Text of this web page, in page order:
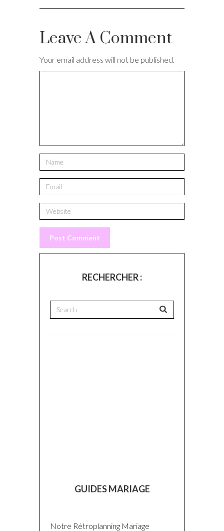
Leave A Comment
Your email address will not be published.
RECHERCHER :
GUIDES MARIAGE
Notre Rétroplanning Mariage